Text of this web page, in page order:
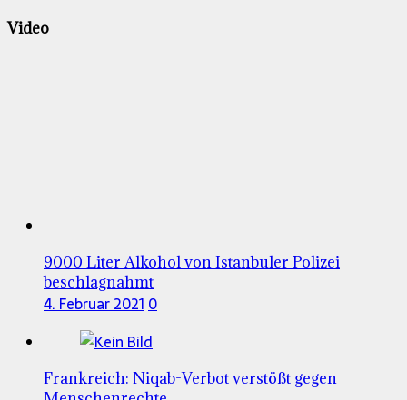
Video
9000 Liter Alkohol von Istanbuler Polizei
beschlagnahmt
4. Februar 2021 0
Frankreich: Niqab-Verbot verstößt gegen